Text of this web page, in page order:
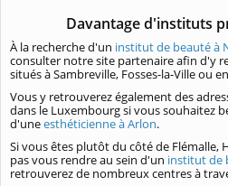
Davantage d'instituts
À la recherche d'un institut de beauté à
consulter notre site partenaire afin d'y
situés à Sambreville, Fosses-la-Ville ou
Vous y retrouverez également des
dans le Luxembourg si vous souhaitez
d'uneesthéticienne à Arlon.
Si vous êtes plutôt du côté de Flémalle,
pas vous rendre au sein d'un institut de
retrouverez de nombreux centres à